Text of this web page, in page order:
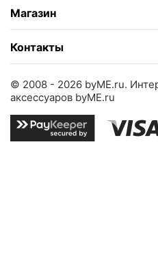
Магазин
Контакты
© 2008 - 2026 byME.ru.
аксессуаров byME.ru